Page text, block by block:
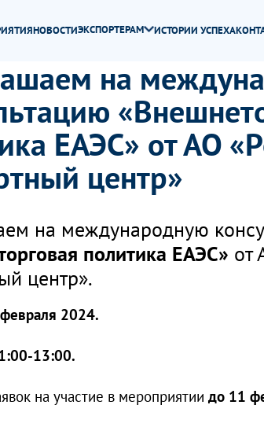
НОВОСТИЭКСПОРТЕРАМ ИСТОРИИ УСПЕХА
на
ЕАЭС» от АО
центр»
на международную
политика ЕАЭС» от
центр».
2024.
13:00.
на участие в мероприятии до 11